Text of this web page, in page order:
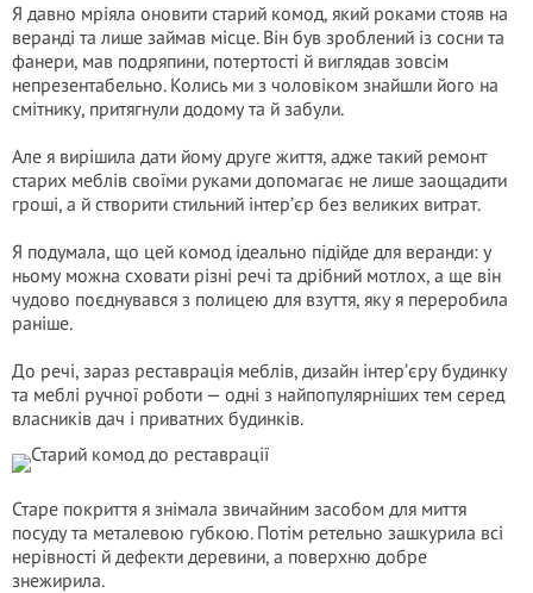
Я давно мріяла оновити старий комод, який роками стояв на
веранді та лише займав місце. Він був зроблений із сосни та
фанери, мав подряпини, потертості й виглядав зовсім
непрезентабельно. Колись ми з чоловіком знайшли його на
смітнику, притягнули додому та й забули.
Але я вирішила дати йому друге життя, адже такий ремонт
старих меблів своїми руками допомагає не лише заощадити
гроші, а й створити стильний інтер’єр без великих витрат.
Я подумала, що цей комод ідеально підійде для веранди: у
ньому можна сховати різні речі та дрібний мотлох, а ще він
чудово поєднувався з полицею для взуття, яку я переробила
раніше.
До речі, зараз реставрація меблів, дизайн інтер’єру будинку
та меблі ручної роботи — одні з найпопулярніших тем серед
власників дач і приватних будинків.
Старе покриття я знімала звичайним засобом для миття
посуду та металевою губкою. Потім ретельно зашкурила всі
нерівності й дефекти деревини, а поверхню добре
знежирила.